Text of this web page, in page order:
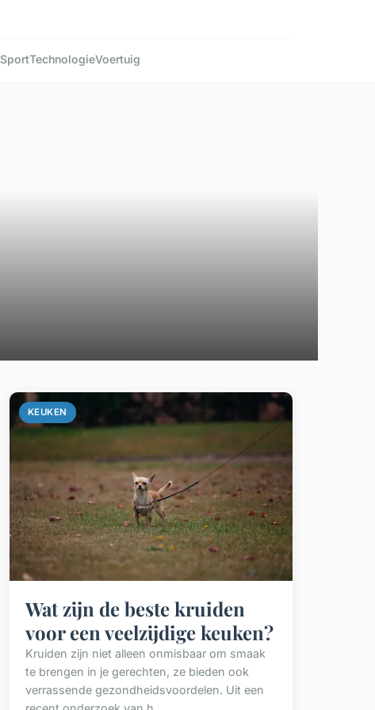
SportTechnologieVoertuig
KEUKEN
Wat zijn de beste kruiden
voor een veelzijdige keuken?
Kruiden zijn niet alleen onmisbaar om smaak
te brengen in je gerechten, ze bieden ook
verrassende gezondheidsvoordelen. Uit een